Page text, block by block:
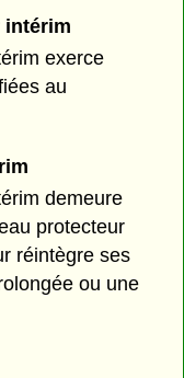
intérim
exerce
au
demeure
protecteur
réintègre ses
ou une